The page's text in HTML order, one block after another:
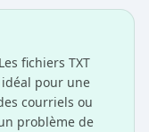
fichiers TXT
pour une
courriels ou
problème de